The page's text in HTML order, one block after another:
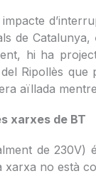
de Catalunya,
hi ha
Ripollès
aïllada
xarxes de BT
de 230V)
xarxa no està